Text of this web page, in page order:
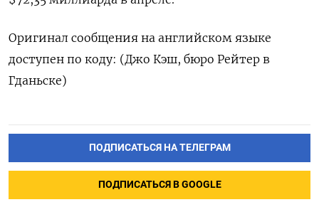
Оригинал сообщения на английском языке
доступен по коду: (Джо Кэш, бюро Рейтер в
Гданьске)
ПОДПИСАТЬСЯ НА ТЕЛЕГРАМ
ПОДПИСАТЬСЯ В GOOGLE